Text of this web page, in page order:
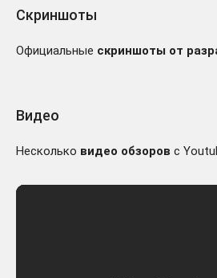
Скриншоты
Официальные скриншоты от
Видео
Несколько видео обзоров с